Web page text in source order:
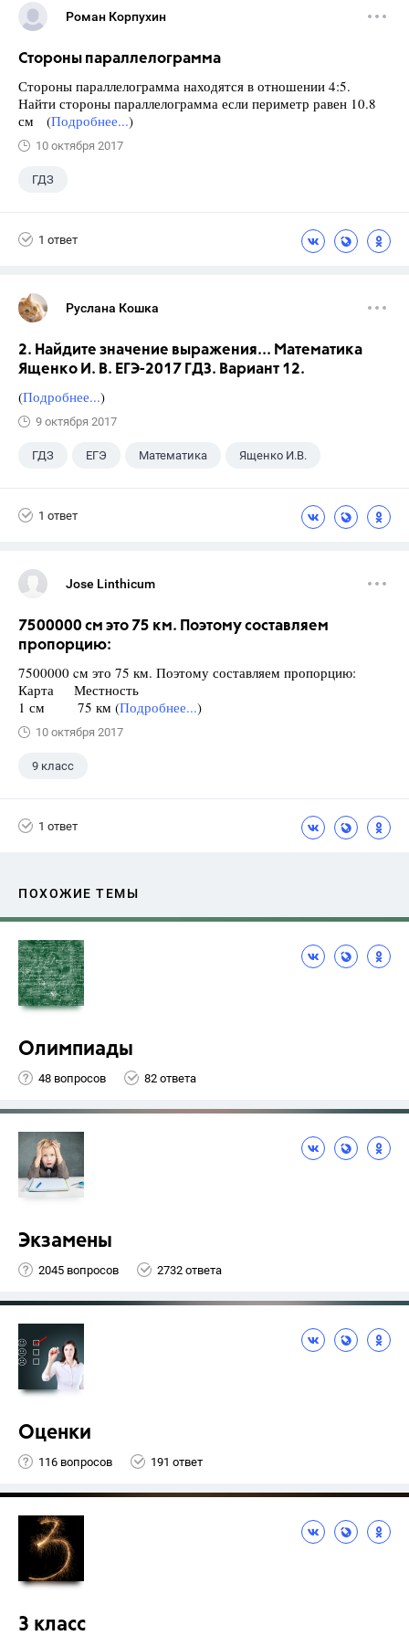
Роман Корпухин
Стороны параллелограмма
Стороны параллелограмма находятся в отношении 4:5.
Найти стороны параллелограмма если периметр равен 10.8
см (Подробнее...)
10 октября 2017
ГДЗ
1 ответ
Руслана Кошка
2. Найдите значение выражения... Математика
Ященко И. В. ЕГЭ-2017 ГДЗ. Вариант 12.
(Подробнее...)
9 октября 2017
ГДЗ ЕГЭ Математика Ященко И.В.
1 ответ
Jose Linthicum
7500000 cм это 75 км. Поэтому составляем
пропорцию:
7500000 cм это 75 км. Поэтому составляем пропорцию:
Карта Местность
1 см 75 км (Подробнее...)
10 октября 2017
9 класс
1 ответ
ПОХОЖИЕ ТЕМЫ
Олимпиады
48 вопросов 82 ответа
Экзамены
2045 вопросов 2732 ответа
Оценки
116 вопросов 191 ответ
3 класс